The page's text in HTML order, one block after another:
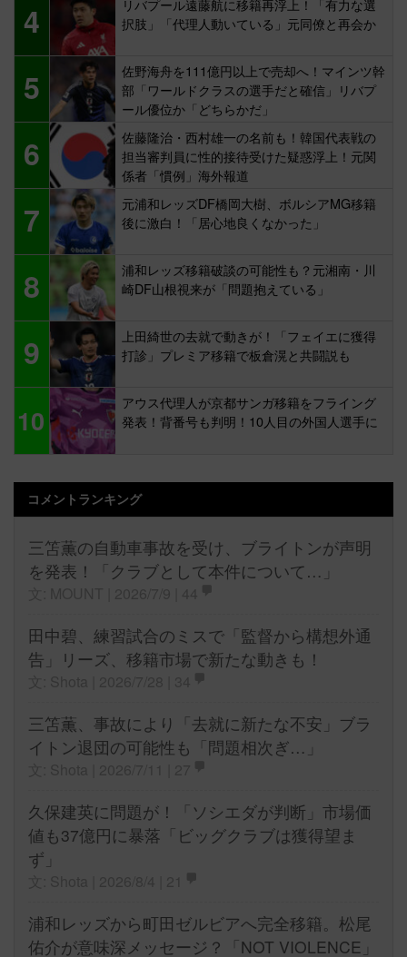
4
リバプール遠藤航に移籍再浮上！「有力な選
択肢」「代理人動いている」元同僚と再会か
5
佐野海舟を111億円以上で売却へ！マインツ幹
部「ワールドクラスの選手だと確信」リバプ
ール優位か「どちらかだ」
6
佐藤隆治・西村雄一の名前も！韓国代表戦の
担当審判員に性的接待受けた疑惑浮上！元関
係者「慣例」海外報道
7
元浦和レッズDF橋岡大樹、ボルシアMG移籍
後に激白！「居心地良くなかった」
8
浦和レッズ移籍破談の可能性も？元湘南・川
崎DF山根視来が「問題抱えている」
9
上田綺世の去就で動きが！「フェイエに獲得
打診」プレミア移籍で板倉滉と共闘説も
10
アウス代理人が京都サンガ移籍をフライング
発表！背番号も判明！10人目の外国人選手に
コメントランキング
三笘薫の自動車事故を受け、ブライトンが声明
を発表！「クラブとして本件について…」
田中碧、練習試合のミスで「監督から構想外通
告」リーズ、移籍市場で新たな動きも！
三笘薫、事故により「去就に新たな不安」ブラ
イトン退団の可能性も「問題相次ぎ…」
久保建英に問題が！「ソシエダが判断」市場価
値も37億円に暴落「ビッグクラブは獲得望ま
ず」
浦和レッズから町田ゼルビアへ完全移籍。松尾
佑介が意味深メッセージ？「NOT VIOLENCE」